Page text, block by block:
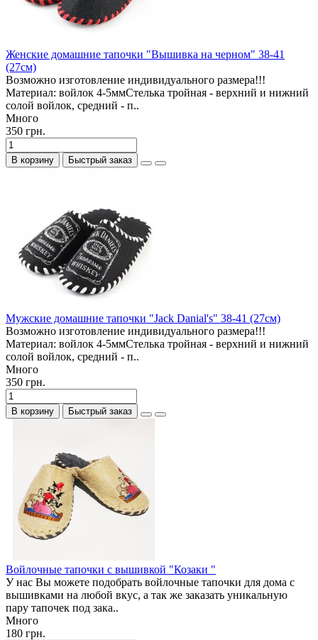
Женские домашние тапочки "Вышивка на черном" 38-41
(27см)
Возможно изготовление индивидуального размера!!!
Материал: войлок 4-5ммСтелька тройная - верхний и нижний
солой войлок, средний - п..
Много
350 грн.
В корзину Быстрый заказ
Мужские домашние тапочки "Jack Danial's" 38-41 (27см)
Возможно изготовление индивидуального размера!!!
Материал: войлок 4-5ммСтелька тройная - верхний и нижний
солой войлок, средний - п..
Много
350 грн.
В корзину Быстрый заказ
Войлочные тапочки с вышивкой "Козаки "
У нас Вы можете подобрать войлочные тапочки для дома с
вышивками на любой вкус, а так же заказать уникальную
пару тапочек под зака..
Много
180 грн.